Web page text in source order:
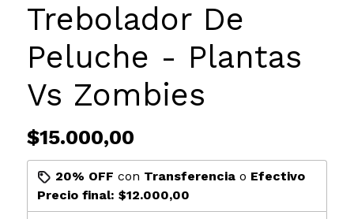
Trebolador De
Peluche - Plantas
Vs Zombies
$15.000,00
20% OFF con Transferenciao Efectivo
Precio final: $12.000,00